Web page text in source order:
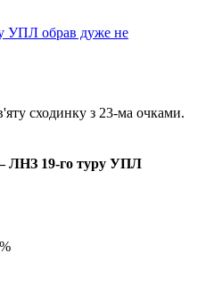
УПЛ обрав дуже не
сходинку з 23-ма очками.
ЛНЗ 19-го туру УПЛ